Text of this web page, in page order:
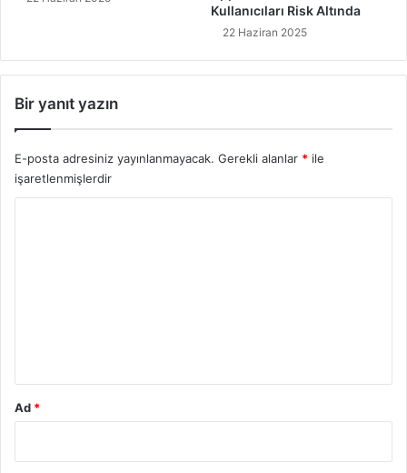
U
z
a
n
Kullanıcıları Risk Altında
22 Haziran 2025
Bir yanıt yazın
E-posta adresiniz yayınlanmayacak. Gerekli alanlar * ile
işaretlenmişlerdir
Ad *